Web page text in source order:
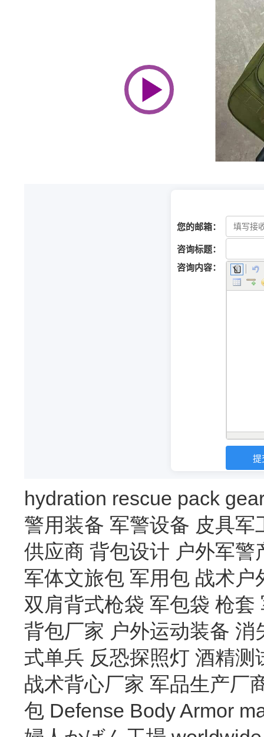
hydration rescue pack
警用装备 军警设备 皮具军
供应商 背包设计 户外军警
军体文旅包 军用包 战术户
双肩背式枪袋 军包袋 枪套
背包厂家 户外运动装备 消
式单兵 反恐探照灯 酒精测
战术背心厂家 军品生产厂
包 Defense Body Armor